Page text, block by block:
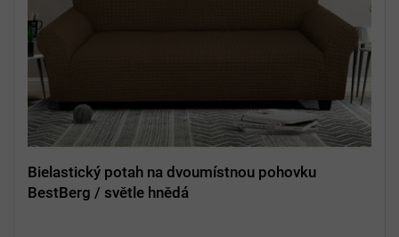
Bielastický potah na dvoumístnou pohovku
BestBerg / světle hnědá